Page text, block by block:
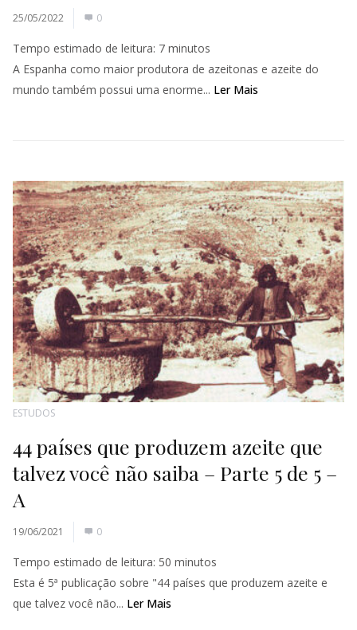
25/05/2022 0
Tempo estimado de leitura: 7 minutos
A Espanha como maior produtora de azeitonas e azeite do
mundo também possui uma enorme... Ler Mais
ESTUDOS
44 países que produzem azeite que
talvez você não saiba – Parte 5 de 5 –
A
19/06/2021 0
Tempo estimado de leitura: 50 minutos
Esta é 5ª publicação sobre "44 países que produzem azeite e
que talvez você não... Ler Mais